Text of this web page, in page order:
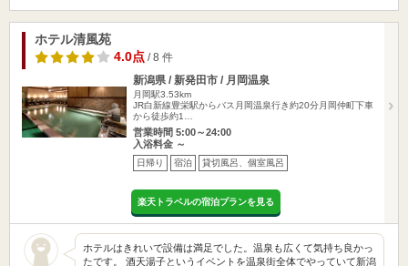
ホテル清風苑
4.0点 / 8 件
新潟県 / 新発田市 / 月岡温泉
月岡駅3.53km
JR白新線豊栄駅からバス月岡温泉行き約20分月岡仲町下車
から徒歩約1…
営業時間 5:00～24:00
入浴料金 ～
日帰り 宿泊 貸切風呂、個室風呂
楽天トラベルの宿泊プランを見る
ホテルはきれいで設備は満足でした。温泉も広くて気持ち良かっ
たです。 酒天湯子というイベントを温泉街全体でやっていて新潟